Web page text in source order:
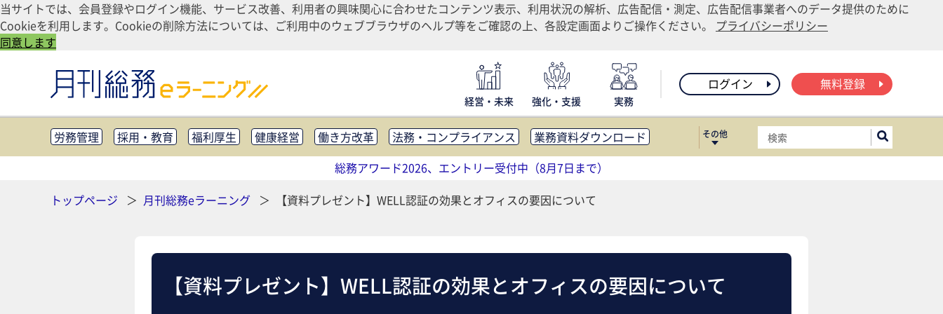
当サイトでは、会員登録やログイン機能、サービス改善、利用者の興味関心に合わせたコンテンツ表示、利用状況の解析、広告配信・測定、広告配信事業者へのデータ提供のために
Cookieを利用します。Cookieの削除方法については、ご利用中のウェブブラウザのヘルプ等をご確認の上、各設定画面よりご操作ください。 プライバシーポリシー
同意します
経営・未来 強化・支援 実務
ログイン 無料登録
労務管理 採用・教育 福利厚生 健康経営 働き方改革 法務・コンプライアンス
業務資料ダウンロード
知財管理
リスクマネジメント・BCP 社外・社内広報 社外・社内コミュニケーション活性化
FM・オフィス移転
助成金・補助金・コスト削減 アウトソーシング・BPO
調査・レポート
その他
総務アワード2026、エントリー受付中（8月7日まで）
トップページ
月刊総務eラーニング 【資料プレゼント】WELL認証の効果とオフィスの要因について
【資料プレゼント】WELL認証の効果とオフィスの要因について